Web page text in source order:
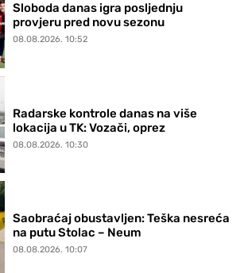
Sloboda danas igra posljednju
provjeru pred novu sezonu
08.08.2026. 10:52
Radarske kontrole danas na više
lokacija u TK: Vozači, oprez
08.08.2026. 10:30
Saobraćaj obustavljen: Teška nesreća
na putu Stolac – Neum
08.08.2026. 10:07